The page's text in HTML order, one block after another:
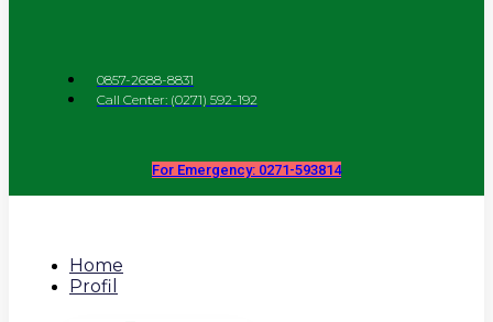
0857-2688-8831
Call Center: (0271) 592-192
For Emergency: 0271-593814
Home
Profil